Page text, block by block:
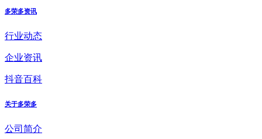
多荣多资讯
行业动态
企业资讯
抖音百科
关于多荣多
公司简介